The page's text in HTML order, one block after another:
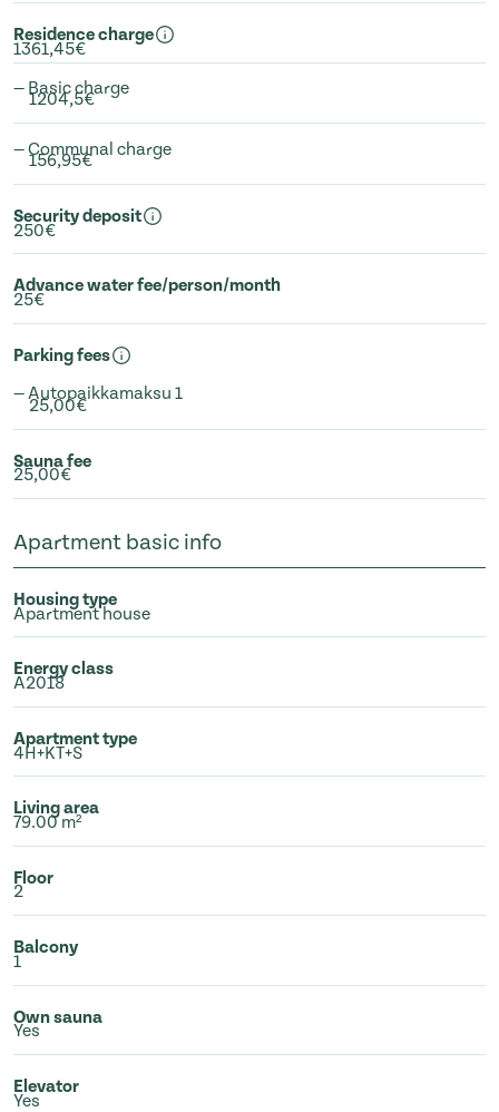
Residence charge
1361,45€
— Basic charge
1204,5€
— Communal charge
156,95€
Security deposit
250€
Advance water fee/person/month
25€
Parking fees
— Autopaikkamaksu 1
25,00€
Sauna fee
25,00€
Apartment basic info
Housing type
Apartment house
Energy class
A2018
Apartment type
4H+KT+S
Living area
79.00 m²
Floor
2
Balcony
1
Own sauna
Yes
Elevator
Yes